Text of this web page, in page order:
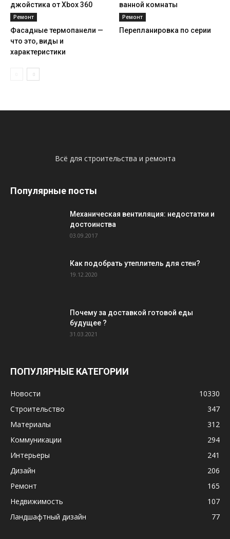
джойстика от Xbox 360
ванной комнаты
Ремонт
Фасадные термопанели —
что это, виды и
характеристики
Ремонт
Перепланировка по серии
Всё для строительства и ремонта
Популярные посты
Механическая вентиляция: недостатки и
достоинства
03.09.2017
Как подобрать утеплитель для стен?
19.12.2020
Почему за доставкой готовой еды
будущее ?
31.03.2021
ПОПУЛЯРНЫЕ КАТЕГОРИИ
Новости
10330
Строительство
347
Материалы
312
Коммуникации
294
Интерьеры
241
Дизайн
206
Ремонт
165
Недвижимость
107
Ландшафтный дизайн
77